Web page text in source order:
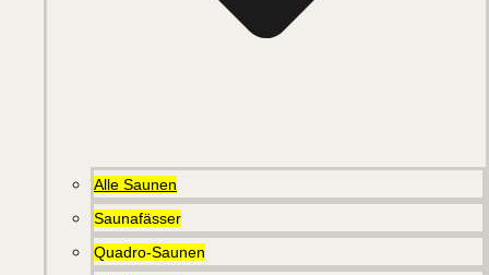
Alle Saunen
Saunafässer
Quadro-Saunen